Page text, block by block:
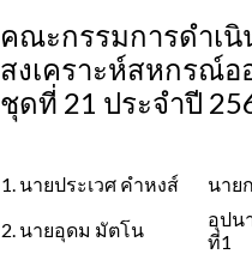
คณะกรรมการดำเ
สงเคราะห์สหกรณ์
ชุดที่ 21 ประจำปี
1. นายประเวศ คำหงส์
นาย
2. นายอุดม มัตโน
อุปน
ที่1